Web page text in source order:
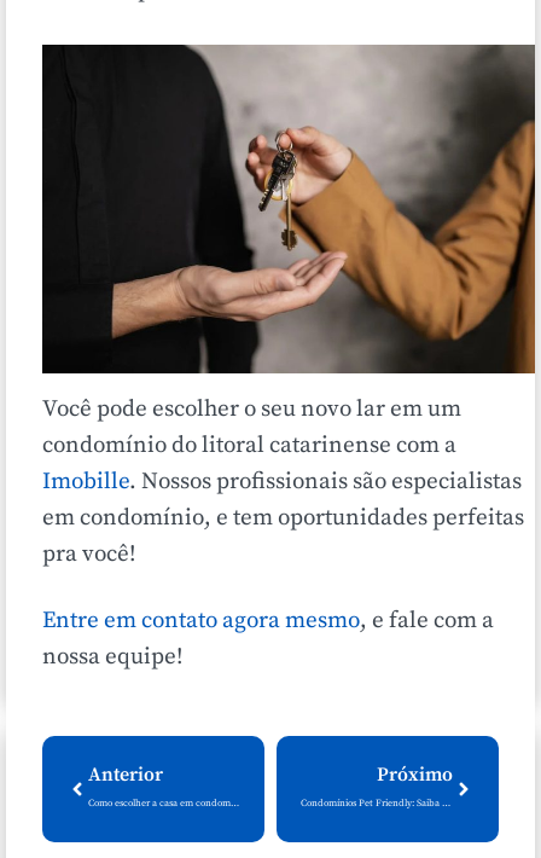
Você pode escolher o seu novo lar em um
condomínio do litoral catarinense com a
Imobille. Nossos profissionais são especialistas
em condomínio, e tem oportunidades perfeitas
pra você!
Entre em contato agora mesmo, e fale com a
nossa equipe!
Anterior
Como escolher a casa em condomínio ideal para morar com crianças: Garanta o bem-estar dos seus filhos
Próximo
Condomínios Pet Friendly: Saiba o que procurar em um condomínio para garantir o conforto dos seus animais de estimação